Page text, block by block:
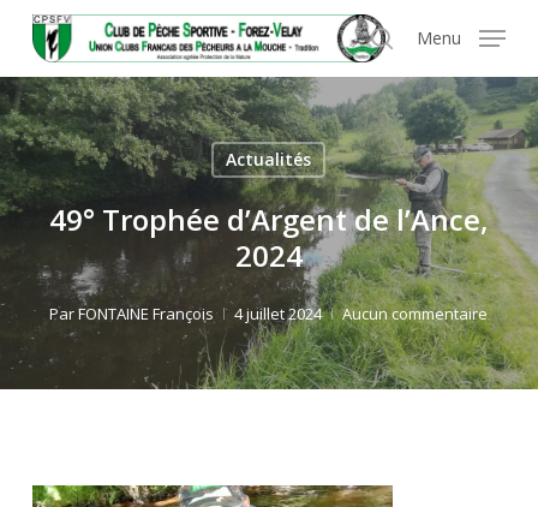
Panneau de gestion des cookies
main
content
search
Menu
Actualités
49° Trophée d’Argent de l’Ance,
2024
ParFONTAINE François 4 juillet 2024 Aucun commentaire